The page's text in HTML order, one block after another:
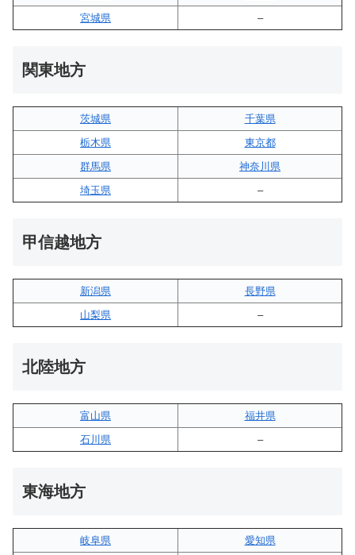
宮城県
–
関東地方
茨城県
千葉県
栃木県
東京都
群馬県
神奈川県
埼玉県
–
甲信越地方
新潟県
長野県
山梨県
–
北陸地方
富山県
福井県
石川県
–
東海地方
岐阜県
愛知県